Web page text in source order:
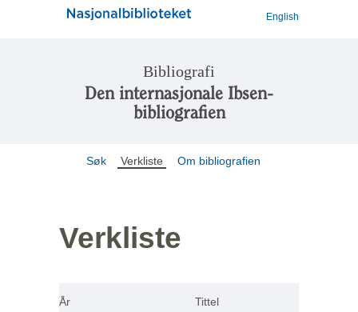
English
Bibliografi
Den internasjonale Ibsen-
bibliografien
Søk Verkliste Om bibliografien
Verkliste
År Tittel